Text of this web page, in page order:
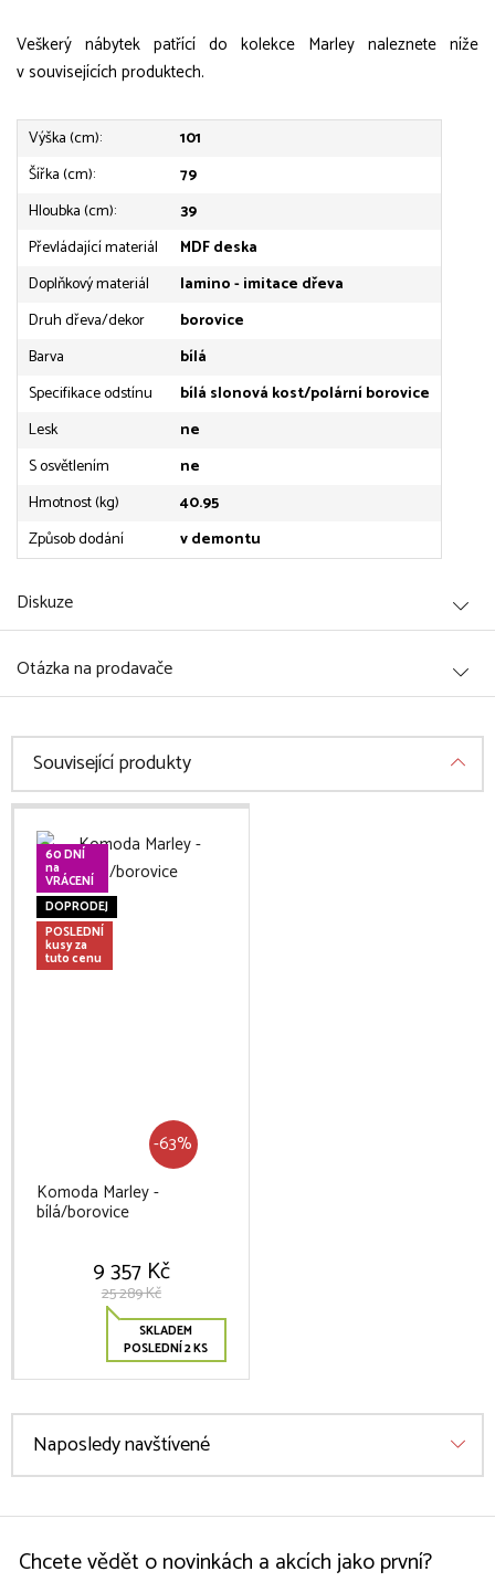
Veškerý nábytek patřící do kolekce Marley naleznete níže
v souvisejících produktech.
Výška (cm):
101
Šířka (cm):
79
Hloubka (cm):
39
Převládající materiál
MDF deska
Doplňkový materiál
lamino - imitace dřeva
Druh dřeva/dekor
borovice
Barva
bílá
Specifikace odstínu
bílá slonová kost/polární borovice
Lesk
ne
S osvětlením
ne
Hmotnost (kg)
40.95
Způsob dodání
v demontu
Diskuze
Otázka na prodavače
Související produkty
60 DNÍ
na
VRÁCENÍ
DOPRODEJ
POSLEDNÍ
kusy za
tuto cenu
-63%
Komoda Marley -
bílá/borovice
9 357 Kč
25 289 Kč
SKLADEM
POSLEDNÍ 2 KS
Naposledy navštívené
Chcete vědět o novinkách a akcích jako první?